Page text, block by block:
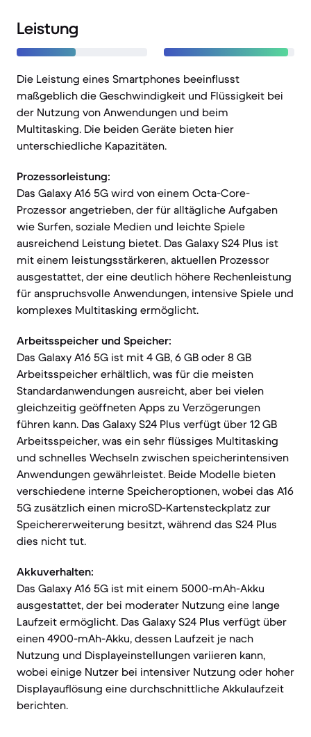
Leistung
Die Leistung eines Smartphones beeinflusst
maßgeblich die Geschwindigkeit und Flüssigkeit bei
der Nutzung von Anwendungen und beim
Multitasking. Die beiden Geräte bieten hier
unterschiedliche Kapazitäten.
Prozessorleistung:
Das Galaxy A16 5G wird von einem Octa-Core-
Prozessor angetrieben, der für alltägliche Aufgaben
wie Surfen, soziale Medien und leichte Spiele
ausreichend Leistung bietet. Das Galaxy S24 Plus ist
mit einem leistungsstärkeren, aktuellen Prozessor
ausgestattet, der eine deutlich höhere Rechenleistung
für anspruchsvolle Anwendungen, intensive Spiele und
komplexes Multitasking ermöglicht.
Arbeitsspeicher und Speicher:
Das Galaxy A16 5G ist mit 4 GB, 6 GB oder 8 GB
Arbeitsspeicher erhältlich, was für die meisten
Standardanwendungen ausreicht, aber bei vielen
gleichzeitig geöffneten Apps zu Verzögerungen
führen kann. Das Galaxy S24 Plus verfügt über 12 GB
Arbeitsspeicher, was ein sehr flüssiges Multitasking
und schnelles Wechseln zwischen speicherintensiven
Anwendungen gewährleistet. Beide Modelle bieten
verschiedene interne Speicheroptionen, wobei das A16
5G zusätzlich einen microSD-Kartensteckplatz zur
Speichererweiterung besitzt, während das S24 Plus
dies nicht tut.
Akkuverhalten:
Das Galaxy A16 5G ist mit einem 5000-mAh-Akku
ausgestattet, der bei moderater Nutzung eine lange
Laufzeit ermöglicht. Das Galaxy S24 Plus verfügt über
einen 4900-mAh-Akku, dessen Laufzeit je nach
Nutzung und Displayeinstellungen variieren kann,
wobei einige Nutzer bei intensiver Nutzung oder hoher
Displayauflösung eine durchschnittliche Akkulaufzeit
berichten.